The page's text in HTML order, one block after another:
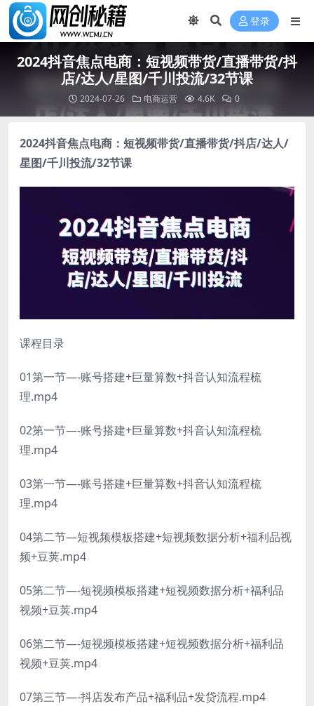
登录
2024抖音焦点电商：短视频带货/直播带货/抖
店/达人/星图/千川投流/32节课
2024-07-26 电商运营 4.6K 0
2024抖音焦点电商 ：短视频带货/直播带货/抖店/达人/
星图/千川投流/32节课
课程目录
01第一节—-账号搭建+巨量算数+抖音认知流程梳
理.mp4
02第一节—-账号搭建+巨量算数+抖音认知流程梳
理.mp4
03第一节—-账号搭建+巨量算数+抖音认知流程梳
理.mp4
04第二节—短视频模板搭建+短视频数据分析+福利品视
频+豆荚.mp4
05第二节—-短视频模板搭建+短视频数据分析+福利品
视频+豆荚.mp4
06第二节—-短视频模板搭建+短视频数据分析+福利品
视频+豆荚.mp4
07第三节—-抖店发布产品+福利品+发贷流程.mp4